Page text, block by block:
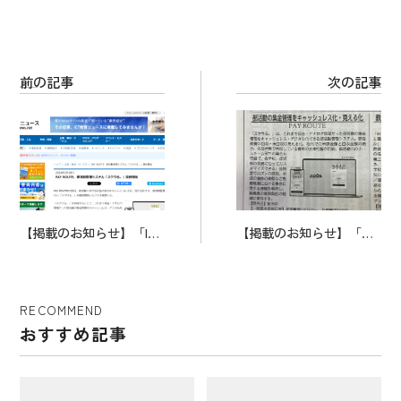
前の記事
【掲載のお知らせ】「IC
次の記事
【掲載のお知らせ】「教
RECOMMEND
おすすめ記事